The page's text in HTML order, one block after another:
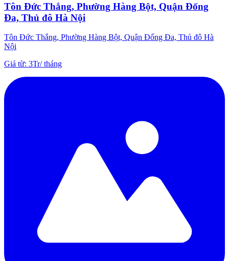
Tôn Đức Thắng, Phường Hàng Bột, Quận Đống
Đa, Thủ đô Hà Nội
Tôn Đức Thắng, Phường Hàng Bột, Quận Đống Đa, Thủ đô Hà
Nội
Giá từ: 3Tr/tháng